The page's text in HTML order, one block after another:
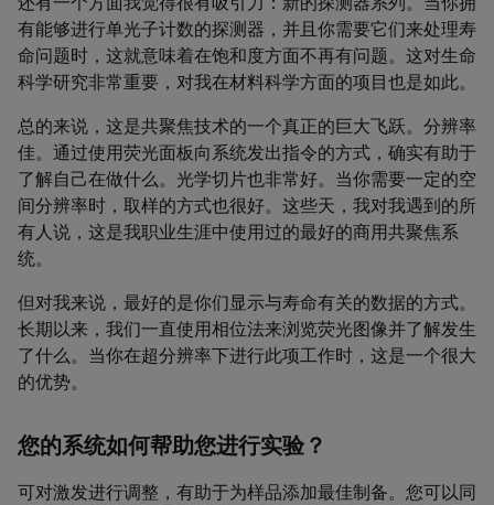
有能够进行单光子计数的探测器，并且你需要它们来处理寿
命问题时，这就意味着在饱和度方面不再有问题。这对生命
科学研究非常重要，对我在材料科学方面的项目也是如此。
总的来说，这是共聚焦技术的一个真正的巨大飞跃。分辨率
佳。通过使用荧光面板向系统发出指令的方式，确实有助于
了解自己在做什么。光学切片也非常好。当你需要一定的空
间分辨率时，取样的方式也很好。这些天，我对我遇到的所
有人说，这是我职业生涯中使用过的最好的商用共聚焦系
统。
但对我来说，最好的是你们显示与寿命有关的数据的方式。
长期以来，我们一直使用相位法来浏览荧光图像并了解发生
了什么。当你在超分辨率下进行此项工作时，这是一个很大
的优势。
您的系统如何帮助您进行实验？
可对激发进行调整，有助于为样品添加最佳制备。您可以同